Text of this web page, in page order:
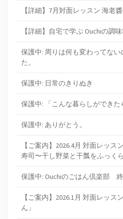
【詳細】7月対面レッスン 海老
【詳細】自宅で学ぶ Ouchiの調
保護中: 周りは何も変わってな
た。
保護中: 日常のきりぬき
保護中: 「こんな暮らしができ
保護中: ありがとう。
【ご案内】2026.4月 対面レッ
寿司〜干し野菜と干瓢をふっく
保護中: Ouchiのごはん倶楽部
【ご案内】2026.1月 対面レッ
ん」